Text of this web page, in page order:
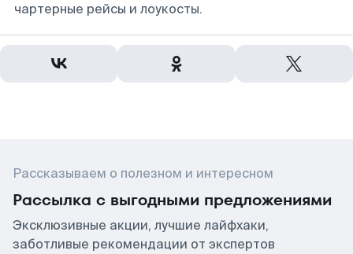
чартерные рейсы и лоукосты.
Рассказываем о полезном и интересном
Рассылка с выгодными предложениями
Эксклюзивные акции, лучшие лайфхаки,
заботливые рекомендации от экспертов